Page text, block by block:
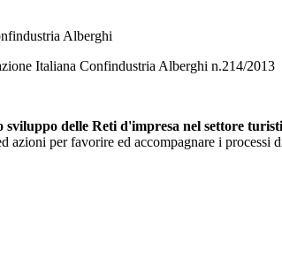
Alberghi
Italiana Confindustria Alberghi n.214/2013
delle Reti d'impresa nel settore
azioni per favorire ed accompagnare i processi